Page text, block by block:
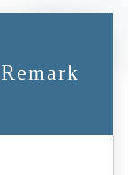
Remark